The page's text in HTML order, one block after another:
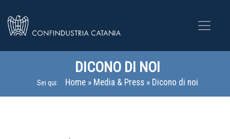
DICONO DI NOI
Sei qui: Home » Media & Press » Dicono di noi